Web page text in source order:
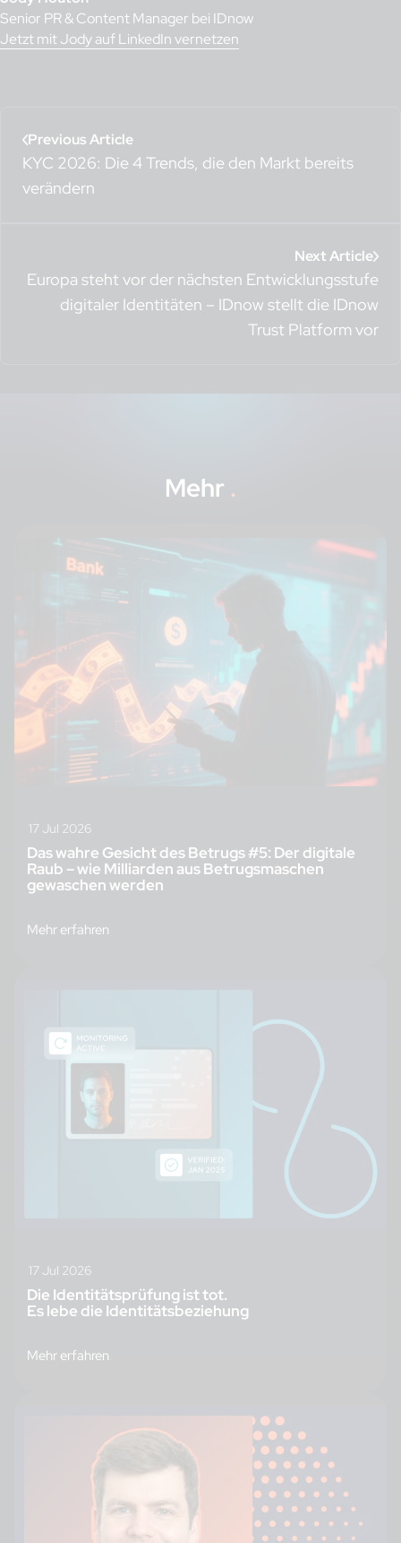
Senior PR & Content Manager bei IDnow
Jetzt mit Jody auf LinkedIn vernetzen
Previous Article
KYC 2026: Die 4 Trends, die den Markt bereits
verändern
Next Article
Europa steht vor der nächsten Entwicklungsstufe
digitaler Identitäten – IDnow stellt die IDnow
Trust Platform vor
Mehr .
17 Jul 2026
Das wahre Gesicht des Betrugs #5: Der digitale
Raub – wie Milliarden aus Betrugsmaschen
gewaschen werden
Mehr erfahren
17 Jul 2026
Die Identitätsprüfung ist tot.
Es lebe die Identitätsbeziehung
Mehr erfahren